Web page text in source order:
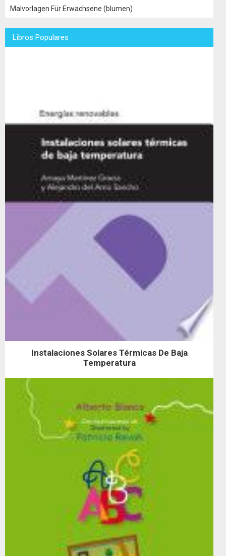
Malvorlagen Für Erwachsene (blumen)
Libros Populares
Instalaciones Solares Térmicas De Baja
Temperatura